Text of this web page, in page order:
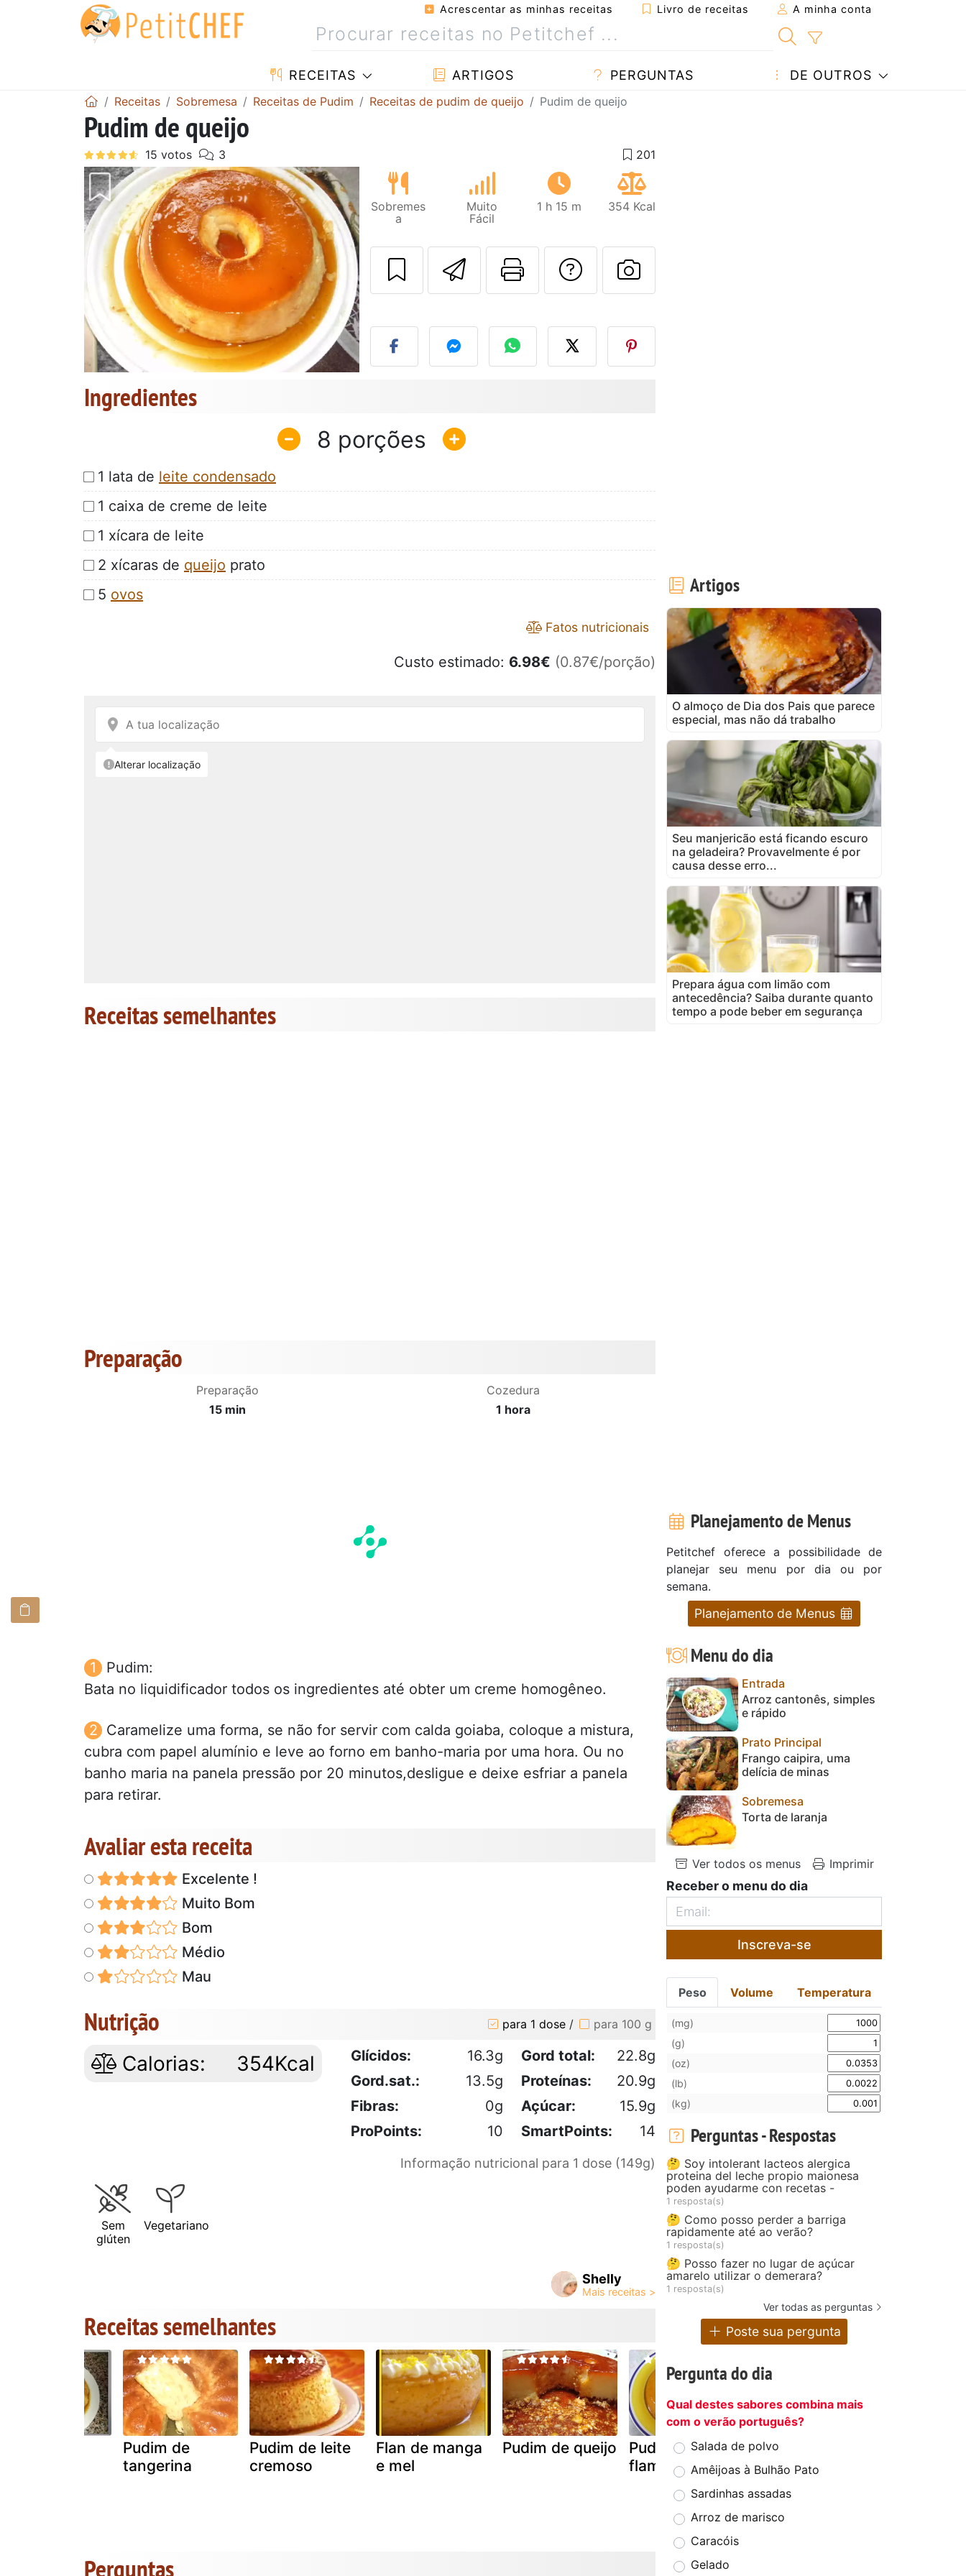
Acrescentar as minhas receitas Livro de receitas A minha conta
RECEITAS ARTIGOS PERGUNTAS DE OUTROS
Receitas Sobremesa Receitas de Pudim Receitas de pudim de queijo Pudim de queijo
Pudim de queijo
Sobremes
a
Muito
Fácil
1 h 15 m 354 Kcal
Enviar esta receita a um amigo
Imprima esta página
Falar com o autor da receita
Fez esta receita? Compartilhe
Ingredientes
8
1 lata de leite condensado
1 caixa de creme de leite
1 xícara de leite
2 xícaras de queijo prato
5 ovos
Fatos nutricionais
Custo estimado: 6.98€ (0.87€/porção)
Receitas semelhantes
Preparação
Preparação
15 min
Cozedura
1 hora
Pudim:
Bata no liquidificador todos os ingredientes até obter um creme homogêneo.
Caramelize uma forma, se não for servir com calda goiaba, coloque a mistura,
cubra com papel alumínio e leve ao forno em banho-maria por uma hora. Ou no
banho maria na panela pressão por 20 minutos,desligue e deixe esfriar a panela
para retirar.
Avaliar esta receita
Excelente !
Muito Bom
Bom
Médio
Mau
Nutrição para 1 dose / para 100 g
Calorias: 354Kcal Glícidos: 16.3g Gord total:
22.8g
Gord.sat.:
13.5g Proteínas:
20.9g
Fibras:
0g Açúcar:
15.9g
ProPoints:
10 SmartPoints: 14
Informação nutricional para 1 dose (149g)
Sem
glúten
Vegetariano
Shelly
Receitas semelhantes
Pudim de
tangerina
Pudim de leite
cremoso
Flan de manga
e mel
Pudim de queijo
Pudim de queijo
flamengo
Pudim de leite
condensado
Perguntas
Artigos
O almoço de Dia dos Pais que parece
especial, mas não dá trabalho
Seu manjericão está ficando escuro
na geladeira? Provavelmente é por
causa desse erro...
Prepara água com limão com
antecedência? Saiba durante quanto
tempo a pode beber em segurança
Planejamento de Menus
Petitchef oferece a possibilidade de
planejar seu menu por dia ou por
semana.
Planejamento de Menus
Menu do dia
Entrada
Arroz cantonês, simples
e rápido
Prato Principal
Frango caipira, uma
delícia de minas
Sobremesa
Torta de laranja
Ver todos os menus Imprimir
Receber o menu do dia
Inscreva-se
Peso Volume Temperatura
(mg)
(g)
(oz)
(lb)
(kg)
Perguntas - Respostas
🤔 Soy intolerant lacteos alergica
proteina del leche propio maionesa
poden ayudarme con recetas -
1 resposta(s)
🤔 Como posso perder a barriga
rapidamente até ao verão?
1 resposta(s)
🤔 Posso fazer no lugar de açúcar
amarelo utilizar o demerara?
1 resposta(s)
Ver todas as perguntas
Poste sua pergunta
Pergunta do dia
Qual destes sabores combina mais
com o verão português?
Salada de polvo
Amêijoas à Bulhão Pato
Sardinhas assadas
Arroz de marisco
Caracóis
Gelado